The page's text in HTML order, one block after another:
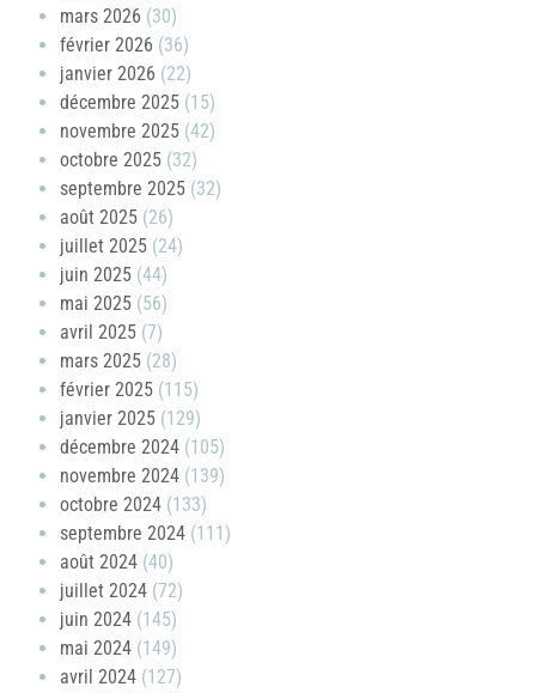
mars 2026 (30)
février 2026 (36)
janvier 2026 (22)
décembre 2025 (15)
novembre 2025 (42)
octobre 2025 (32)
septembre 2025 (32)
août 2025 (26)
juillet 2025 (24)
juin 2025 (44)
mai 2025 (56)
avril 2025 (7)
mars 2025 (28)
février 2025 (115)
janvier 2025 (129)
décembre 2024 (105)
novembre 2024 (139)
octobre 2024 (133)
septembre 2024 (111)
août 2024 (40)
juillet 2024 (72)
juin 2024 (145)
mai 2024 (149)
avril 2024 (127)